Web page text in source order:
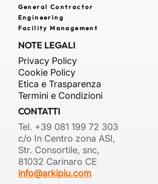
General Contractor
Engineering
Facility Management
NOTE LEGALI
Privacy Policy
Cookie Policy
Etica e Trasparenza
Termini e Condizioni
CONTATTI
Tel. +39 081 199 72 303
c/o In Centro zona ASI,
Str. Consortile, snc,
81032 Carinaro CE
info@arkipiu.com